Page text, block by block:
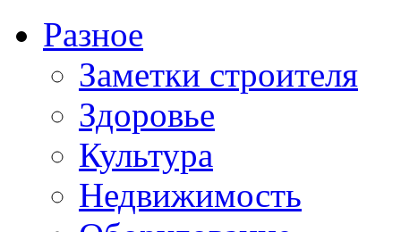
Разное
Заметки строителя
Здоровье
Культура
Недвижимость